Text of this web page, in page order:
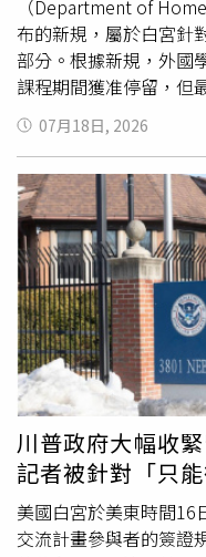
行動，強化了美國經
黨傳遞明確訊息，我們
視而不見。」據悉，新
將近2/3，其中包括以
哈薩克族（Kazakh）。
全事務的助理部長庫爾
示：「進口商應該明白
犯進口涉及強迫勞動生
京方面則始終否認有關
指控，並表示相關指控
使館發言人譴責美方此
指控「完全是謊言」，
堅決反對美國利用所謂
國內政，並打壓中國企
本週一系列針對具有商
點。本週稍早，美國政
功率逆變器（Power
供應鏈脆弱性。此外，
司祭出制裁，指控這些
中國。
（Department of
布的新規，屬於白宮針
部分。根據新規，外國
課程期間獲准停留，但
記者原本最長可獲准在
240天，但還是可申請
時間則進一步被限縮至
延期。不過，持有香港
天停留規定。針對《彭
何評論？」中國大陸外
人文交流設限，不符合
家採取的歧視性做法，
方的新規嚴重違背了中
識，嚴重影響中方媒體
撤銷對中國記者的歧視
法權益。中方保留採取
法移民的強力管制，一
而技術工作者簽證與外
普重返白宮以來，美國
縮短簽證與合法身分期
意識形態因素撤銷永久
07月18日, 2026
川普政府大幅收
記者被針對「只能
美國白宮於美東時間16
交流計畫參與者的簽證